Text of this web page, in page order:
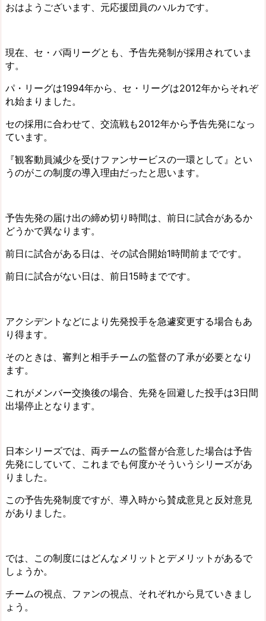
おはようございます、元応援団員のハルカです。
現在、セ・パ両リーグとも、予告先発制が採用されていま
す。
パ・リーグは1994年から、セ・リーグは2012年からそれぞ
れ始まりました。
セの採用に合わせて、交流戦も2012年から予告先発になっ
ています。
『観客動員減少を受けファンサービスの一環として』とい
うのがこの制度の導入理由だったと思います。
予告先発の届け出の締め切り時間は、前日に試合があるか
どうかで異なります。
前日に試合がある日は、その試合開始1時間前までです。
前日に試合がない日は、前日15時までです。
アクシデントなどにより先発投手を急遽変更する場合もあ
り得ます。
そのときは、審判と相手チームの監督の了承が必要となり
ます。
これがメンバー交換後の場合、先発を回避した投手は3日間
出場停止となります。
日本シリーズでは、両チームの監督が合意した場合は予告
先発にしていて、これまでも何度かそういうシリーズがあ
りました。
この予告先発制度ですが、導入時から賛成意見と反対意見
がありました。
では、この制度にはどんなメリットとデメリットがあるで
しょうか。
チームの視点、ファンの視点、それぞれから見ていきまし
ょう。